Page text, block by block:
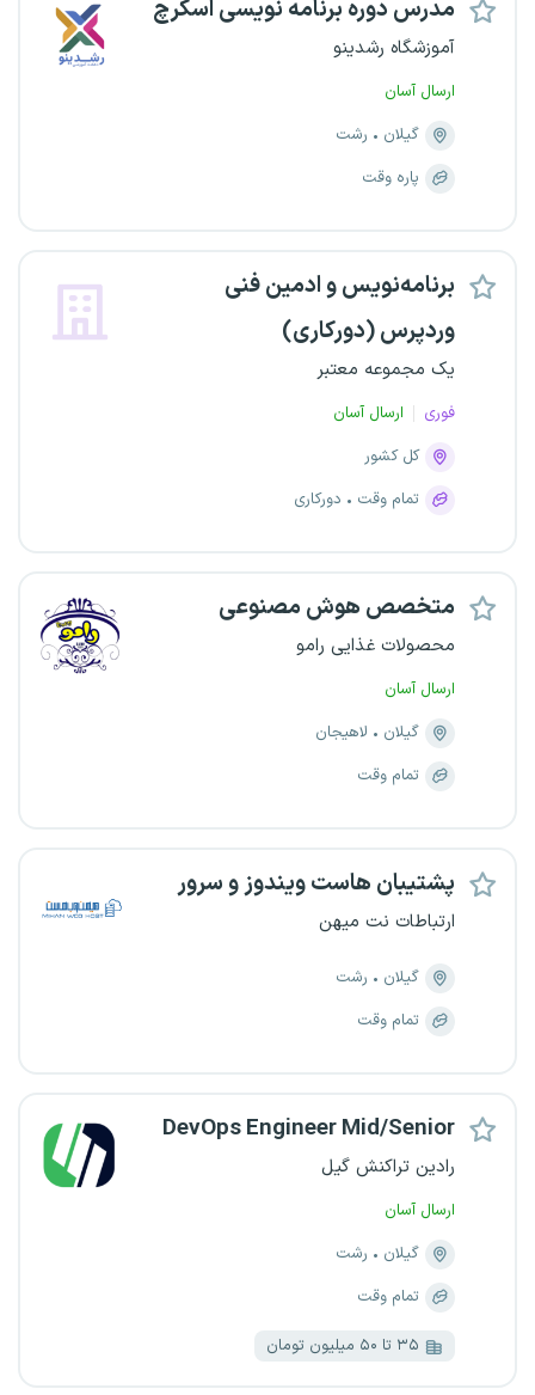
مدرس دوره برنامه نویسی اسکرچ
آموزشگاه رشدینو
ارسال آسان
گیلان
رشت
پاره وقت
برنامه‌نویس و ادمین فنی
وردپرس (دورکاری)
یک مجموعه معتبر
فوری
ارسال آسان
کل کشور
تمام وقت
دورکاری
متخصص هوش مصنوعی
محصولات غذایی رامو
ارسال آسان
گیلان
لاهیجان
تمام وقت
پشتیبان هاست ویندوز و سرور
ارتباطات نت میهن
گیلان
رشت
تمام وقت
DevOps Engineer Mid/Senior
رادین تراکنش گیل
ارسال آسان
گیلان
رشت
تمام وقت
۳۵ تا ۵۰ میلیون تومان